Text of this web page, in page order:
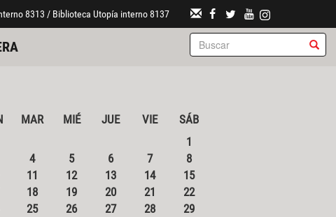
8313 / Biblioteca Utopía interno 8137
MAR MIÉ JUE VIE
SÁB
1
4 5 6 7
8
11 12 13 14
15
18 19 20 21
22
25 26 27 28
29